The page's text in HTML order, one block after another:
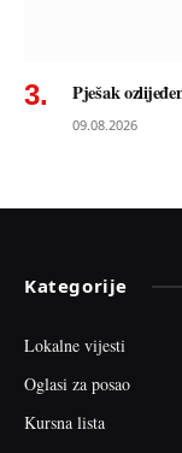
Pješak
09.08.2026
Kategorije
Lokalne vijesti
Oglasi za posao
Kursna lista